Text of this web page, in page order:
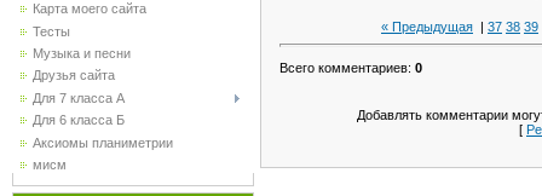
Карта моего сайта
Тесты
Музыка и песни
Друзья сайта
Для 7 класса А
Для 6 класса Б
Аксиомы планиметрии
мисм
« Предыдущая | 37 38 39
Всего комментариев: 0
Добавлять комментарии
[